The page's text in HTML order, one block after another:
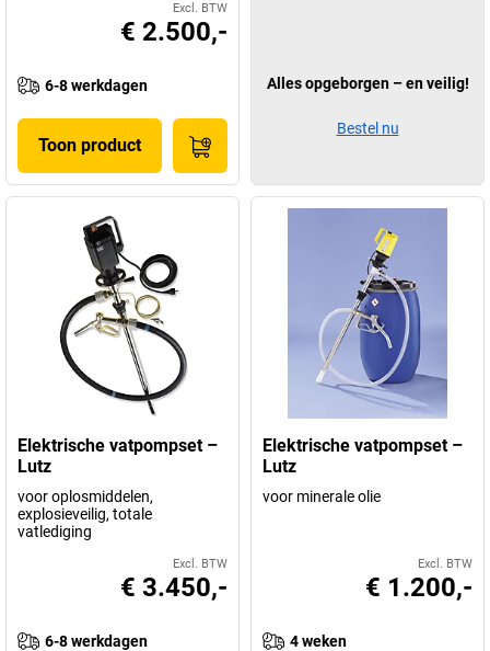
Excl. BTW
€ 2.500,-
6-8 werkdagen
Toon product
Elektrische vatpompset –
Lutz
voor oplosmiddelen,
explosieveilig, totale
vatlediging
Excl. BTW
€ 3.450,-
6-8 werkdagen
Elektrische vatpompset –
Lutz
voor minerale olie
Excl. BTW
€ 1.200,-
4 weken
Alles opgeborgen – en veilig!
Bestel nu